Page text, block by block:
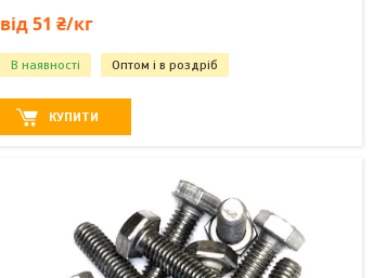
від 51 ₴/кг
В наявності Оптом і в роздріб
КУПИТИ